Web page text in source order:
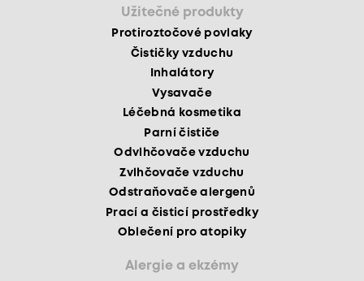
Užitečné produkty
Protiroztočové povlaky
Čističky vzduchu
Inhalátory
Vysavače
Léčebná kosmetika
Parní čističe
Odvlhčovače vzduchu
Zvlhčovače vzduchu
Odstraňovače alergenů
Prací a čisticí prostředky
Oblečení pro atopiky
Alergie a ekzémy